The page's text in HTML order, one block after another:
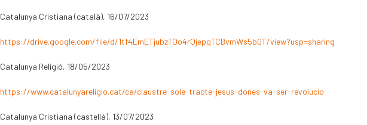
Catalunya Cristiana (català), 16/07/2023
https://drive.google.com/file/d/1tf4EmETjubzTOo4rQjepqTCBvmWs5b0T/view?usp=sharing
Catalunya Religió, 18/05/2023
https://www.catalunyareligio.cat/ca/claustre-sole-tracte-jesus-dones-va-ser-revolucio
Catalunya Cristiana (castellà), 13/07/2023